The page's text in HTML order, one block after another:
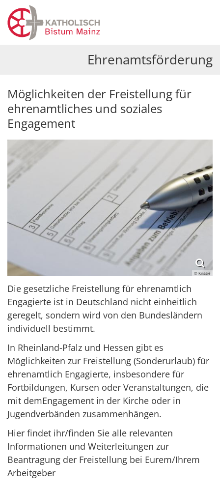
Zum Inhalt springen
Ehrenamtsförderung
Möglichkeiten der Freistellung für
ehrenamtliches und soziales
Engagement
© Krissie
Die gesetzliche Freistellung für ehrenamtlich
Engagierte ist in Deutschland nicht einheitlich
geregelt, sondern wird von den Bundesländern
individuell bestimmt.
In Rheinland-Pfalz und Hessen gibt es
Möglichkeiten zur Freistellung (Sonderurlaub) für
ehrenamtlich Engagierte, insbesondere für
Fortbildungen, Kursen oder Veranstaltungen, die
mit demEngagement in der Kirche oder in
Jugendverbänden zusammenhängen.
Hier findet ihr/finden Sie alle relevanten
Informationen und Weiterleitungen zur
Beantragung der Freistellung bei Eurem/Ihrem
Arbeitgeber